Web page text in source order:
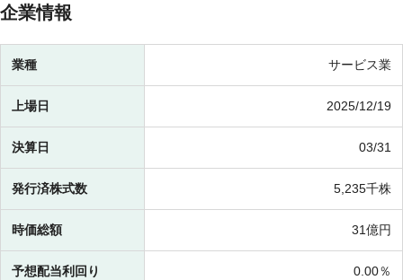
企業情報
業種 サービス業
上場日 2025/12/19
決算日 03/31
発行済株式数 5,235千株
時価総額 31億円
予想配当利回り 0.00％